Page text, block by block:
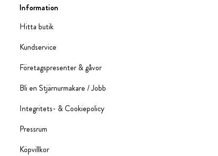
Information
Hitta butik
Kundservice
Företagspresenter & gåvor
Bli en Stjärnurmakare / Jobb
Integritets- & Cookiepolicy
Pressrum
Köpvillkor